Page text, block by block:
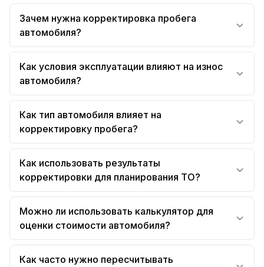
Зачем нужна корректировка пробега
автомобиля?
Как условия эксплуатации влияют на износ
автомобиля?
Как тип автомобиля влияет на
корректировку пробега?
Как использовать результаты
корректировки для планирования ТО?
Можно ли использовать калькулятор для
оценки стоимости автомобиля?
Как часто нужно пересчитывать